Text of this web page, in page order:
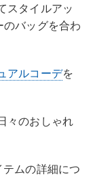
スタイルアッ
バッグを合わ
アルコーデを
々のおしゃれ
ムの詳細につ